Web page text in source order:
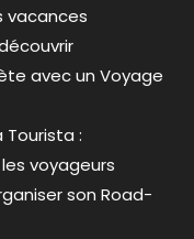
vacances
avec un Voyage
:
voyageurs
son Road-